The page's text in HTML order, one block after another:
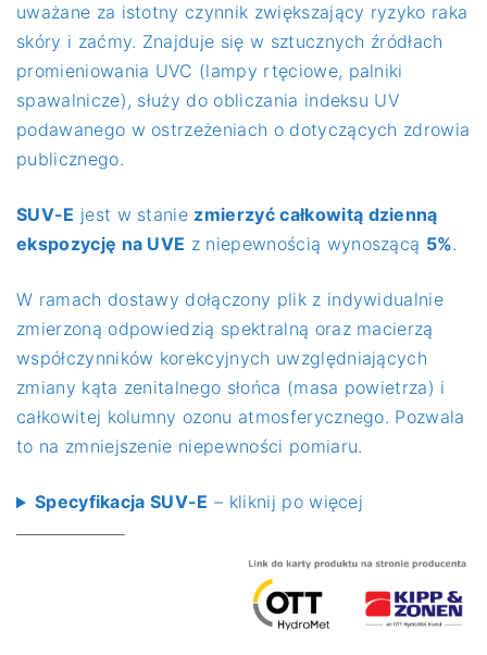
uważane za istotny czynnik zwiększający ryzyko raka
skóry i zaćmy. Znajduje się w sztucznych źródłach
promieniowania UVC (lampy rtęciowe, palniki
spawalnicze), służy do obliczania indeksu UV
podawanego w ostrzeżeniach o dotyczących zdrowia
publicznego.
SUV-E jest w stanie zmierzyć całkowitą dzienną
ekspozycję na UVE z niepewnością wynoszącą 5%.
W ramach dostawy dołączony plik z indywidualnie
zmierzoną odpowiedzią spektralną oraz macierzą
współczynników korekcyjnych uwzględniających
zmiany kąta zenitalnego słońca (masa powietrza) i
całkowitej kolumny ozonu atmosferycznego. Pozwala
to na zmniejszenie niepewności pomiaru.
Specyfikacja SUV-E – kliknij po więcej